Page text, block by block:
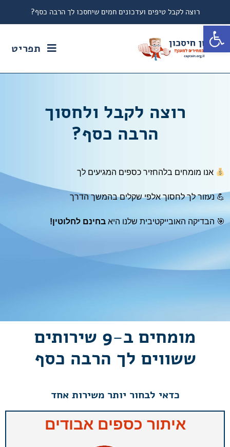
רוצה לקבל טיפים ועדכונים חמים שיחסכו לך הרבה כסף?
תפריט
רוצה לקבל ולחסוך
הרבה כסף?
אנו מומחים בלהחזיר כספים המגיעים לך
💪 נעזור לך לחסוך אלפי שקלים בהמשך הדרך
🎯 הבדיקה האובייקטיבית שלנו היא בחינם לחלוטין!
מומחים ב-9 שירותים
ששווים לך הרבה כסף
כדאי לבחור יותר משירות אחד
איתור כספים אבודים
פתח סרגל נגישות